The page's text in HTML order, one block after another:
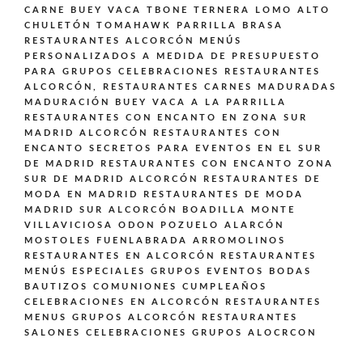
CARNE BUEY VACA TBONE TERNERA LOMO ALTO
CHULETÓN TOMAHAWK PARRILLA BRASA
RESTAURANTES ALCORCÓN MENÚS
PERSONALIZADOS A MEDIDA DE PRESUPUESTO
PARA GRUPOS CELEBRACIONES
RESTAURANTES
ALCORCÓN,
RESTAURANTES CARNES MADURADAS
MADURACIÓN BUEY VACA A LA PARRILLA
RESTAURANTES CON ENCANTO EN ZONA SUR
MADRID ALCORCÓN
RESTAURANTES CON
ENCANTO SECRETOS PARA EVENTOS EN EL SUR
DE MADRID
RESTAURANTES CON ENCANTO ZONA
SUR DE MADRID ALCORCÓN
RESTAURANTES DE
MODA EN MADRID
RESTAURANTES DE MODA
MADRID SUR ALCORCÓN BOADILLA MONTE
VILLAVICIOSA ODON POZUELO ALARCÓN
MOSTOLES FUENLABRADA ARROMOLINOS
RESTAURANTES EN ALCORCÓN
RESTAURANTES
MENÚS ESPECIALES GRUPOS EVENTOS BODAS
BAUTIZOS COMUNIONES CUMPLEAÑOS
CELEBRACIONES EN ALCORCÓN
RESTAURANTES
MENUS GRUPOS ALCORCÓN
RESTAURANTES
SALONES CELEBRACIONES GRUPOS ALOCRCON